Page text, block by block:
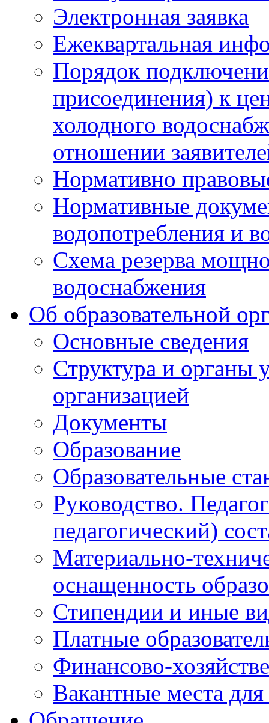
Электронная заявка
Ежеквартальная
Порядок
присоединения) к
холодного
отношении
Нормативно
Нормативные
водопотребления и
Схема резерва
водоснабжения
Об образовательной
Основные сведения
Структура и органы
организацией
Документы
Образование
Образовательные
Руководство.
педагогический)
Материально-
оснащенность
Стипендии и иные
Платные
Финансово-
Вакантные места